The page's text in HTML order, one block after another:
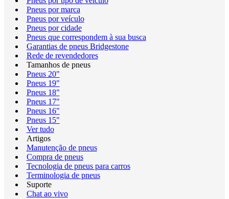
Pneus por marca
Pneus por veículo
Pneus por cidade
Pneus que correspondem à sua busca
Garantias de pneus Bridgestone
Rede de revendedores
Tamanhos de pneus
Pneus 20"
Pneus 19"
Pneus 18"
Pneus 17"
Pneus 16"
Pneus 15"
Ver tudo
Artigos
Manutenção de pneus
Compra de pneus
Tecnologia de pneus para carros
Terminologia de pneus
Suporte
Chat ao vivo